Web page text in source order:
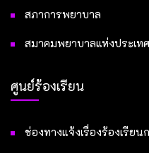
สภาการพยาบาล
สมาคมพยาบาลแห่งประเท
ศูนย์ร้องเรียน
ช่องทางแจ้งเรื่องร้องเรีย